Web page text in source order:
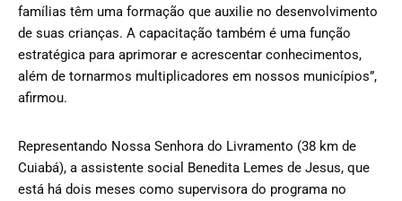
famílias têm uma formação que auxilie no desenvolvimento
de suas crianças. A capacitação também é uma função
estratégica para aprimorar e acrescentar conhecimentos,
além de tornarmos multiplicadores em nossos municípios”,
afirmou.
Representando Nossa Senhora do Livramento (38 km de
Cuiabá), a assistente social Benedita Lemes de Jesus, que
está há dois meses como supervisora do programa no